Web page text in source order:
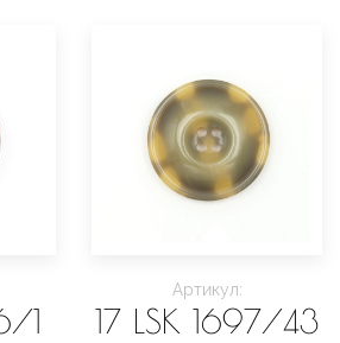
1
Артикул:
17 LSK 1697/43